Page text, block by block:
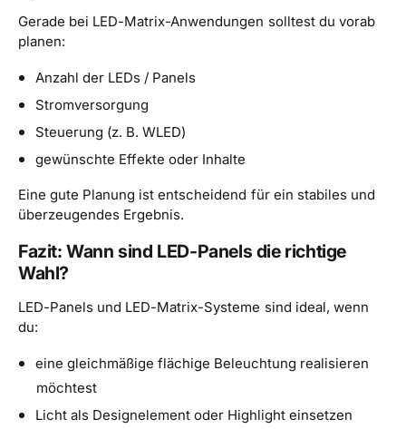
Gerade bei LED-Matrix-Anwendungen solltest du vorab
planen:
Anzahl der LEDs / Panels
Stromversorgung
Steuerung (z. B. WLED)
gewünschte Effekte oder Inhalte
Eine gute Planung ist entscheidend für ein stabiles und
überzeugendes Ergebnis.
Fazit: Wann sind LED-Panels die richtige
Wahl?
LED-Panels und LED-Matrix-Systeme sind ideal, wenn
du:
eine gleichmäßige flächige Beleuchtung realisieren
möchtest
Licht als Designelement oder Highlight einsetzen